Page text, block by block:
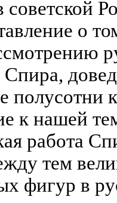
о
полусотни
к нашей
работа
тем
фигур в